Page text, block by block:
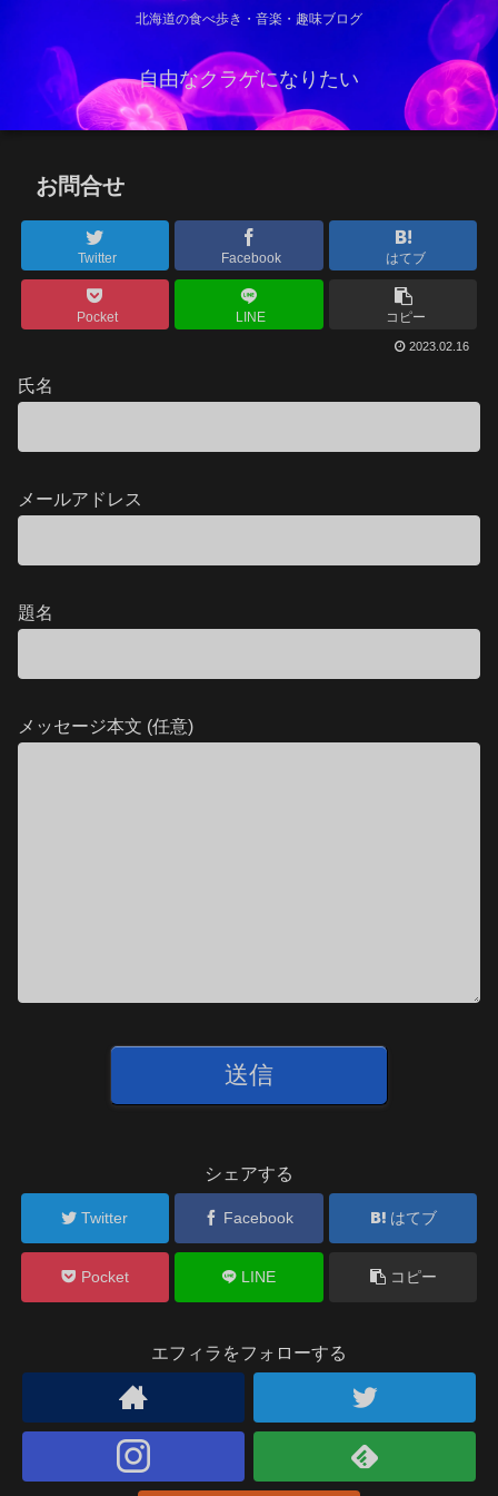
北海道の食べ歩き・音楽・趣味ブログ
自由なクラゲになりたい
お問合せ
Twitter Facebook はてブ
Pocket LINE コピー
2023.02.16
氏名
メールアドレス
題名
メッセージ本文 (任意)
シェアする
Twitter Facebook はてブ
Pocket LINE コピー
エフィラをフォローする